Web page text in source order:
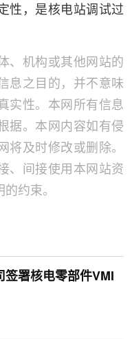
性，是核电站调试过
、机构或其他网站的
息之目的，并不意味
实性。本网所有信息
据。本网内容如有侵
将及时修改或删除。
、间接使用本网站资
约束。
署核电零部件VMI